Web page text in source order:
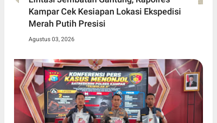
Kampar Cek Kesiapan Lokasi Ekspedisi
Merah Putih Presisi
Agustus 03, 2026